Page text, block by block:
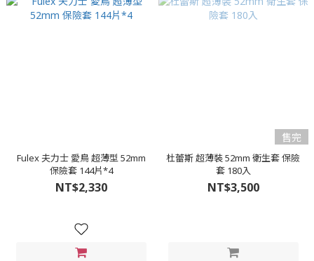
Fulex 夫力士 愛鳥 超薄型 52mm
保險套 144片*4
NT$2,330
售完
杜蕾斯 超薄裝 52mm 衛生套 保險
套 180入
NT$3,500